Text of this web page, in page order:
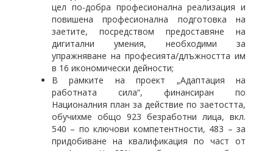
цел по-добра професионална реализация и
повишена професионална подготовка на
заетите, посредством предоставяне на
дигитални умения, необходими за
упражняване на професията/длъжността им
в 16 икономически дейности;
В рамките на проект „Адаптация на
работната сила“, финансиран по
Националния план за действие по заетостта,
обучихме общо 923 безработни лица, вкл.
540 – по ключови компетентности, 483 – за
придобиване на квалификация по част от